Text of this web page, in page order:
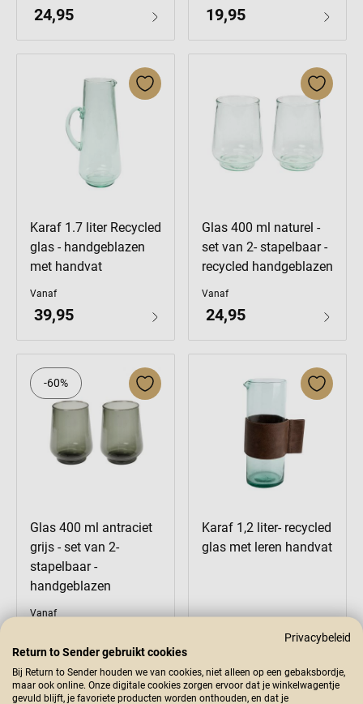
24,95 19,95
Karaf 1.7 liter Recycled
glas - handgeblazen
met handvat
Vanaf
39,95
Glas 400 ml naturel -
set van 2- stapelbaar -
recycled handgeblazen
Vanaf
24,95
-60%
Glas 400 ml antraciet
grijs - set van 2-
stapelbaar -
handgeblazen
Vanaf
9,98
Karaf 1,2 liter- recycled
glas met leren handvat
Privacybeleid
Return to Sender gebruikt cookies
Bij Return to Sender houden we van cookies, niet alleen op een gebaksbordje,
maar ook online. Onze digitale cookies zorgen ervoor dat je winkelwagentje
gevuld blijft, je favoriete producten worden onthouden, en dat je